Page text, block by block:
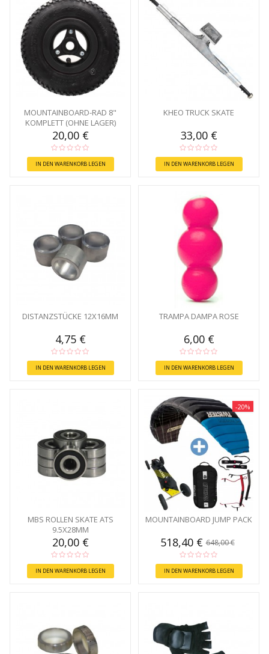
MOUNTAINBOARD-RAD 8"
KOMPLETT (OHNE LAGER)
20,00 €
IN DEN WARENKORB LEGEN
KHEO TRUCK SKATE
33,00 €
IN DEN WARENKORB LEGEN
DISTANZSTÜCKE 12X16MM
4,75 €
IN DEN WARENKORB LEGEN
TRAMPA DAMPA ROSE
6,00 €
IN DEN WARENKORB LEGEN
MBS ROLLEN SKATE ATS
9.5X28MM
20,00 €
IN DEN WARENKORB LEGEN
-20%
MOUNTAINBOARD JUMP PACK
518,40 €648,00 €
IN DEN WARENKORB LEGEN